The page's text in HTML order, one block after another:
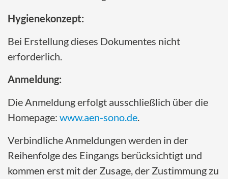
Hygienekonzept:
Bei Erstellung dieses Dokumentes nicht
erforderlich.
Anmeldung:
Die Anmeldung erfolgt ausschließlich über die
Homepage: www.aen-sono.de.
Verbindliche Anmeldungen werden in der
Reihenfolge des Eingangs berücksichtigt und
kommen erst mit der Zusage, der Zustimmung zu